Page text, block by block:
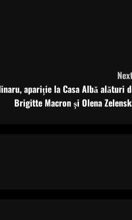
apariție la Casa Albă alături
Brigitte Macron și Olena